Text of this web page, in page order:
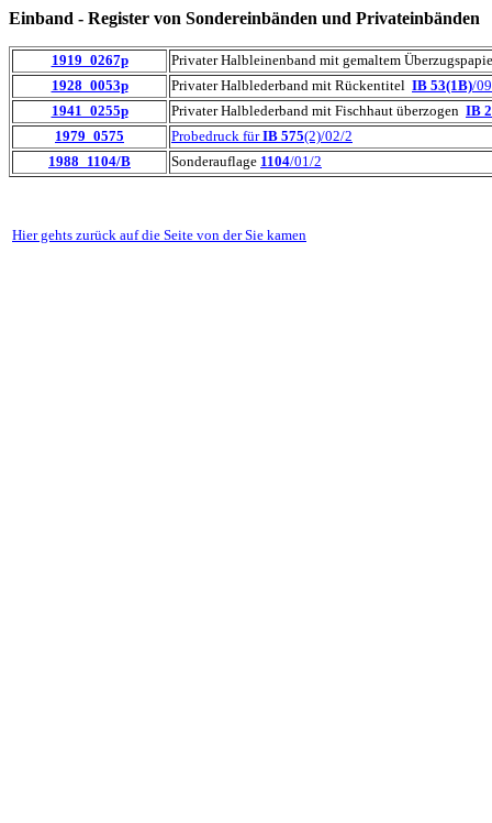
Einband - Register von Sondereinbänden und Privateinbänden
1919_0267p
Privater Halbleinenband mit gemaltem
1928_0053p
Privater Halblederband mit Rückentitel IB 53(1B)/
1941_0255p
Privater Halblederband mit Fischhaut überzogen IB
1979_0575
Probedruck fürIB 575(2)/02/2
1988_1104/B
Sonderauflage 1104/01/2
Hier gehts zurück auf die Seite von der Sie kamen